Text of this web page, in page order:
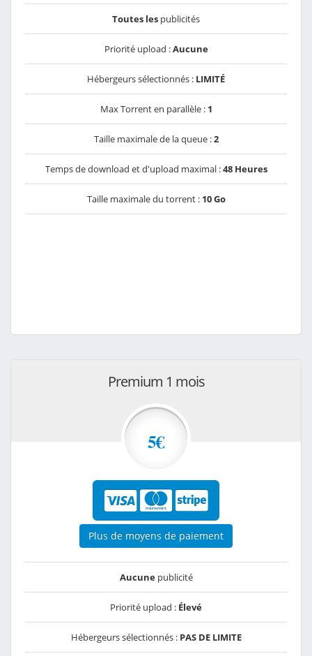
Toutes les publicités
Priorité upload :Aucune
Hébergeurs sélectionnés : LIMITÉ
Max Torrent en parallèle : 1
Taille maximale de la queue :2
Temps de download et d'upload maximal :48 Heures
Taille maximale du torrent : 10 Go
Premium 1 mois
5€
Plus de moyens de paiement
Aucunepublicité
Priorité upload : Élevé
Hébergeurs sélectionnés : PAS DE LIMITE